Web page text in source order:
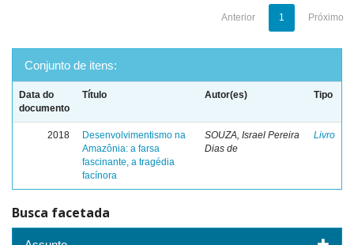
Anterior 1 Próximo
Conjunto de itens:
Data do
documento
Título Autor(es) Tipo
2018
Desenvolvimentismo na
Amazônia: a farsa
fascinante, a tragédia
facínora
SOUZA, Israel Pereira
Dias de
Livro
Busca facetada